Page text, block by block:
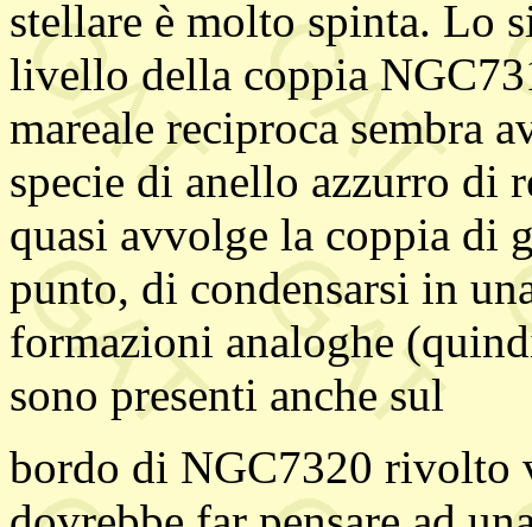
stellare è molto spinta. Lo
livello della coppia
mareale reciproca sembra
specie di anello azzurro di
quasi avvolge la coppia di
punto, di condensarsi in
formazioni analoghe
sono presenti anche sul
bordo di NGC7320 rivolto